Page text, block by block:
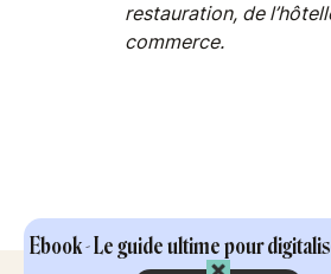
Ebook - Le guide ultime pour
restauration, de
commerce.